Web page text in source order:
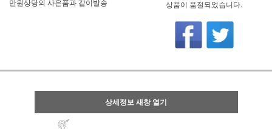
상품이 품절되었습니다.
상세정보 새창 열기